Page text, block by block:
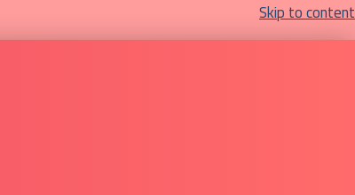
Skip to content